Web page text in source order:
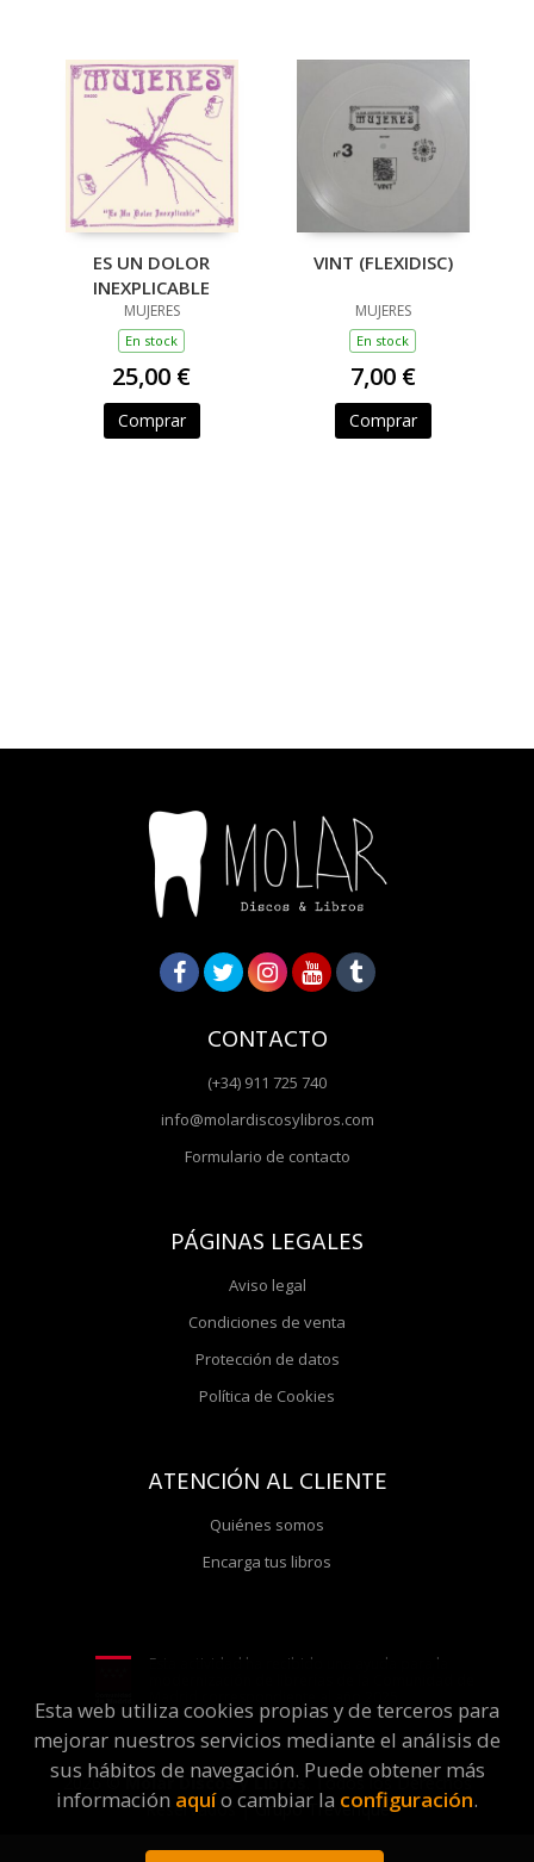
ES UN DOLOR
INEXPLICABLE
MUJERES
En stock
25,00 €
Comprar
VINT (FLEXIDISC)
MUJERES
En stock
7,00 €
Comprar
CONTACTO
(+34) 911 725 740
info@molardiscosylibros.com
Formulario de contacto
PÁGINAS LEGALES
Aviso legal
Condiciones de venta
Protección de datos
Política de Cookies
ATENCIÓN AL CLIENTE
Quiénes somos
Encarga tus libros
Esta actividad ha recibido una ayuda para la
2026 ©Molar Discos y Libros. Todos los Derechos
Reservados |Grupo Trevenque
Esta web utiliza cookies propias y de terceros para
mejorar nuestros servicios mediante el análisis de
sus hábitos de navegación. Puede obtener más
información aquío cambiar la configuración.